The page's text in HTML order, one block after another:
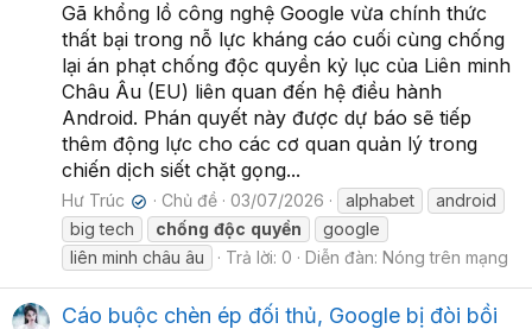
Gã khổng lồ công nghệ Google vừa chính thức
thất bại trong nỗ lực kháng cáo cuối cùng chống
lại án phạt chống độc quyền kỷ lục của Liên minh
Châu Âu (EU) liên quan đến hệ điều hành
Android. Phán quyết này được dự báo sẽ tiếp
thêm động lực cho các cơ quan quản lý trong
chiến dịch siết chặt gọng...
Hư Trúc ✔ Chủ đề 03/07/2026 alphabet
android
big tech
chống độc quyền
google
liên minh châu âu
Trả lời: 0 Diễn đàn: Nóng trên mạng
Cáo buộc chèn ép đối thủ, Google bị đòi bồi